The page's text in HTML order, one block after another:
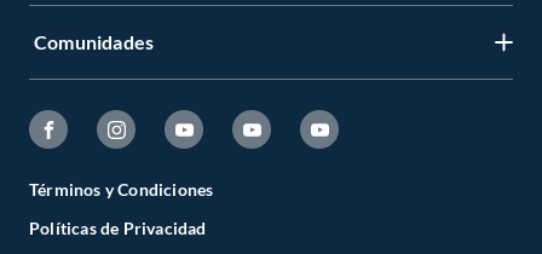
Comunidades
Términos y Condiciones
Políticas de Privacidad